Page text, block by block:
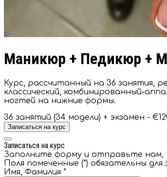
Маникюр + Педикюр +
Курс, рассчитанный на 36 занятия,
классический, комбинированный-
ногтей на нижние формы.
36 занятий (34 модели) + экзамен -
Записаться на курс
Записаться на курс
Заполните форму и отправьте нам,
Поля помеченные (*) обязательны для
Имя, Фамилия *